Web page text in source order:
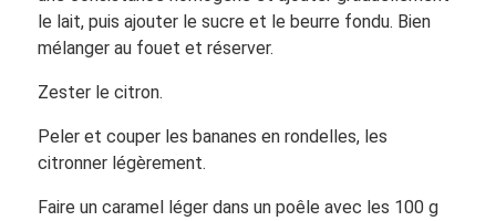
le lait, puis ajouter le sucre et le beurre fondu. Bien
mélanger au fouet et réserver.
Zester le citron.
Peler et couper les bananes en rondelles, les
citronner légèrement.
Faire un caramel léger dans un poêle avec les 100 g